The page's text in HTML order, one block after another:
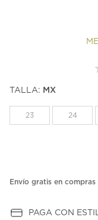
TALLA: MX
23 24
Envío gratis en
PAGA CON